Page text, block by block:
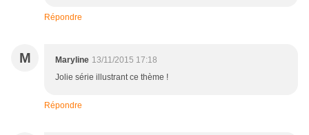
Répondre
M Maryline 13/11/2015 17:18
Jolie série illustrant ce thème !
Répondre